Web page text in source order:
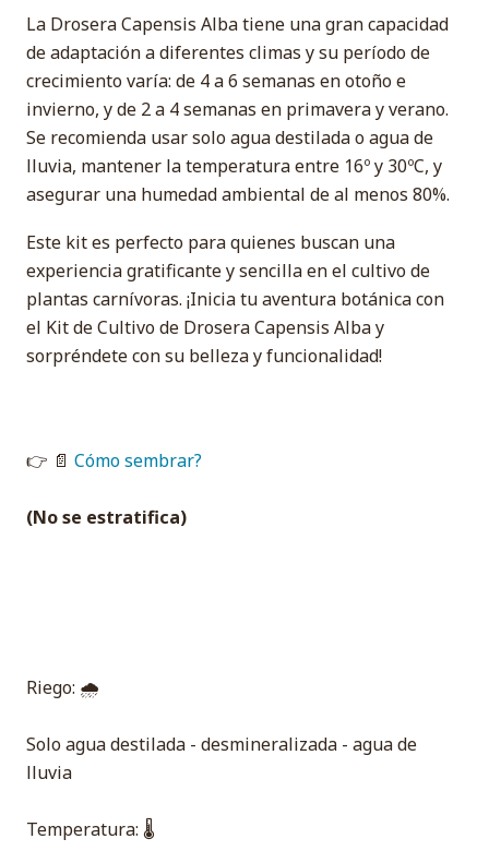
La Drosera Capensis Alba tiene una gran capacidad
de adaptación a diferentes climas y su período de
crecimiento varía: de 4 a 6 semanas en otoño e
invierno, y de 2 a 4 semanas en primavera y verano.
Se recomienda usar solo agua destilada o agua de
lluvia, mantener la temperatura entre 16º y 30ºC, y
asegurar una humedad ambiental de al menos 80%.
Este kit es perfecto para quienes buscan una
experiencia gratificante y sencilla en el cultivo de
plantas carnívoras. ¡Inicia tu aventura botánica con
el Kit de Cultivo de Drosera Capensis Alba y
sorpréndete con su belleza y funcionalidad!
👉 📄 Cómo sembrar?
(No se estratifica)
Riego: 🌧
Solo agua destilada - desmineralizada - agua de
lluvia
Temperatura: 🌡